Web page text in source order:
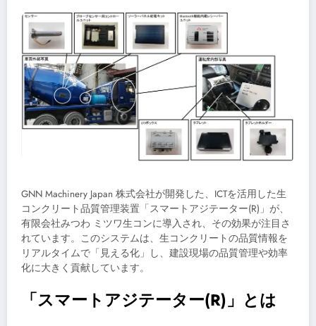
GNN Machinery Japan 株式会社が開発した、ICTを活用した生
コンクリート品質管理装置「スマートアジテーター(R)」が、
有限会社みつわ ミツワ生コンに導入され、その効果が注目さ
れています。このシステムは、生コンクリートの品質情報を
リアルタイムで「見える化」し、建設現場の品質管理や効率
化に大きく貢献しています。
「スマートアジテーター(R)」とは